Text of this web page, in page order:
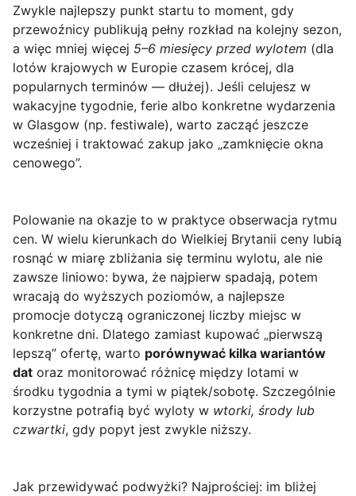
Zwykle najlepszy punkt startu to moment, gdy
przewoźnicy publikują pełny rozkład na kolejny sezon,
a więc mniej więcej 5–6 miesięcy przed wylotem (dla
lotów krajowych w Europie czasem krócej, dla
popularnych terminów — dłużej). Jeśli celujesz w
wakacyjne tygodnie, ferie albo konkretne wydarzenia
w Glasgow (np. festiwale), warto zacząć jeszcze
wcześniej i traktować zakup jako „zamknięcie okna
cenowego”.
Polowanie na okazje to w praktyce obserwacja rytmu
cen. W wielu kierunkach do Wielkiej Brytanii ceny lubią
rosnąć w miarę zbliżania się terminu wylotu, ale nie
zawsze liniowo: bywa, że najpierw spadają, potem
wracają do wyższych poziomów, a najlepsze
promocje dotyczą ograniczonej liczby miejsc w
konkretne dni. Dlatego zamiast kupować „pierwszą
lepszą” ofertę, warto porównywać kilka wariantów
dat oraz monitorować różnicę między lotami w
środku tygodnia a tymi w piątek/sobotę. Szczególnie
korzystne potrafią być wyloty w wtorki, środy lub
czwartki, gdy popyt jest zwykle niższy.
Jak przewidywać podwyżki? Najprościej: im bliżej